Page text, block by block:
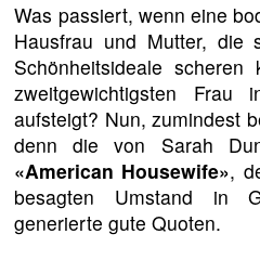
Was passiert, wenn eine
Hausfrau und Mutter, die
Schönheitsideale
zweitgewichtigsten Frau
aufsteigt? Nun, zumindest
denn die von Sarah
«American Housewife»,
besagten Umstand in
generierte gute Quoten.